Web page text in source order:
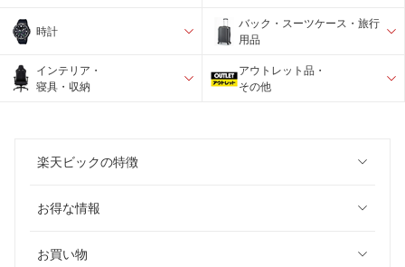
時計
バック・スーツケース・旅行
用品
インテリア・
寝具・収納
アウトレット品・
その他
楽天ビックの特徴
お得な情報
お買い物